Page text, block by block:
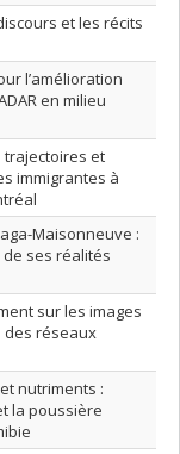
et les récits
l’amélioration
en milieu
trajectoires et
immigrantes à
Maisonneuve :
de ses réalités
sur les images
des réseaux
nutriments :
la poussière